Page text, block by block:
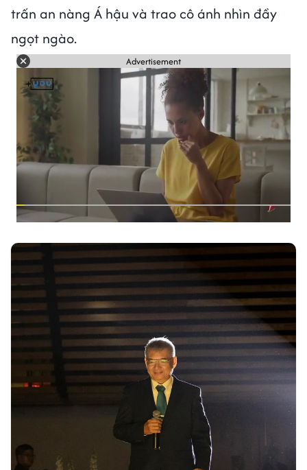
trấn an nàng Á hậu và trao cô ánh nhìn đầy
ngọt ngào.
Advertisement